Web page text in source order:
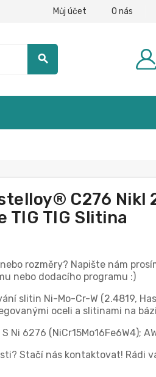
Můj účet O nás
search
C276 Nikl
TIG TIG Slitina
rozměry? Napište nám
nebo dodacího programu :)
slitin Ni-Mo-Cr-W (2.4819,
oceli a slitinami na
Ni 6276 (NiCr15Mo16Fe6W4);
Stačí nás kontaktovat! Rádi